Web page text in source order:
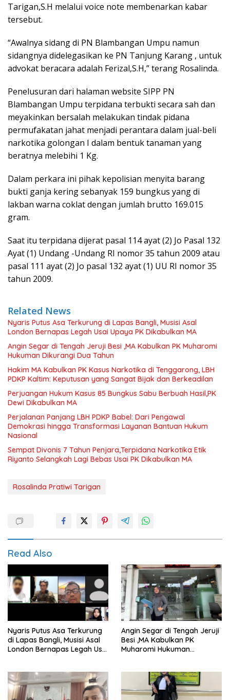
Tarigan,S.H melalui voice note membenarkan kabar
tersebut.
“Awalnya sidang di PN Blambangan Umpu namun
sidangnya didelegasikan ke PN Tanjung Karang , untuk
advokat beracara adalah Ferizal,S.H,” terang Rosalinda.
Penelusuran dari halaman website SIPP PN
Blambangan Umpu terpidana terbukti secara sah dan
meyakinkan bersalah melakukan tindak pidana
permufakatan jahat menjadi perantara dalam jual-beli
narkotika golongan I dalam bentuk tanaman yang
beratnya melebihi 1 Kg.
Dalam perkara ini pihak kepolisian menyita barang
bukti ganja kering sebanyak 159 bungkus yang di
lakban warna coklat dengan jumlah brutto 169.015
gram.
Saat itu terpidana dijerat pasal 114 ayat (2) Jo Pasal 132
Ayat (1) Undang -Undang RI nomor 35 tahun 2009 atau
pasal 111 ayat (2) Jo pasal 132 ayat (1) UU RI nomor 35
tahun 2009.
Related News
Nyaris Putus Asa Terkurung di Lapas Bangli, Musisi Asal
London Bernapas Legah Usai Upaya PK Dikabulkan MA
Angin Segar di Tengah Jeruji Besi ,MA Kabulkan PK Muharomi
Hukuman Dikurangi Dua Tahun
Hakim MA Kabulkan PK Kasus Narkotika di Tenggarong, LBH
PDKP Kaltim: Keputusan yang Sangat Bijak dan Berkeadilan
Perjuangan Hukum Kasus 85 Bungkus Sabu Berbuah Hasil,PK
Dewi Dikabulkan MA
Perjalanan Panjang LBH PDKP Babel: Dari Pengawal
Demokrasi hingga Transformasi Layanan Bantuan Hukum
Nasional
Sempat Divonis 7 Tahun Penjara,Terpidana Narkotika Etik
Riyanto Selangkah Lagi Bebas Usai PK Dikabulkan MA
Rosalinda Pratiwi Tarigan
Read Also
Nyaris Putus Asa Terkurung
di Lapas Bangli, Musisi Asal
London Bernapas Legah Usai
Angin Segar di Tengah Jeruji
Besi ,MA Kabulkan PK
Muharomi Hukuman